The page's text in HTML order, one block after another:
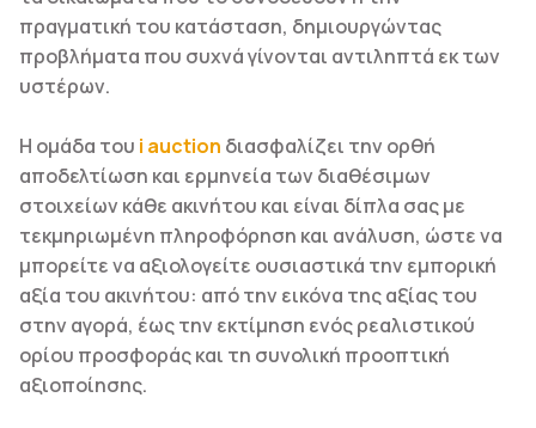
πραγματική του κατάσταση, δημιουργώντας
προβλήματα που συχνά γίνονται αντιληπτά εκ των
υστέρων.
Η ομάδα του i auction διασφαλίζει την ορθή
αποδελτίωση και ερμηνεία των διαθέσιμων
στοιχείων κάθε ακινήτου και είναι δίπλα σας με
τεκμηριωμένη πληροφόρηση και ανάλυση, ώστε να
μπορείτε να αξιολογείτε ουσιαστικά την εμπορική
αξία του ακινήτου: από την εικόνα της αξίας του
στην αγορά, έως την εκτίμηση ενός ρεαλιστικού
ορίου προσφοράς και τη συνολική προοπτική
αξιοποίησης.